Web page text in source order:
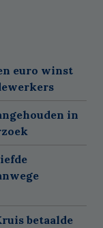
euro winst
in
betaalde